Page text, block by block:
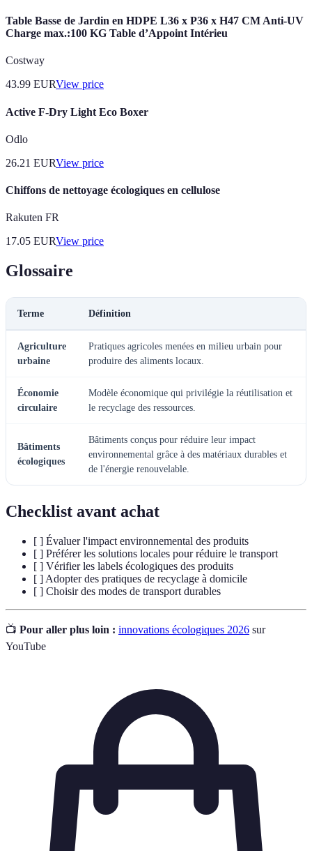
Table Basse de Jardin en HDPE L36 x P36 x H47 CM Anti-UV
Charge max.:100 KG Table d’Appoint Intérieu
Costway
43.99 EURView price
Active F-Dry Light Eco Boxer
Odlo
26.21 EURView price
Chiffons de nettoyage écologiques en cellulose
Rakuten FR
17.05 EURView price
Glossaire
Terme Définition
Agriculture
urbaine
Pratiques agricoles menées en milieu urbain pour
produire des aliments locaux.
Économie
circulaire
Modèle économique qui privilégie la réutilisation et
le recyclage des ressources.
Bâtiments
écologiques
Bâtiments conçus pour réduire leur impact
environnemental grâce à des matériaux durables et
de l'énergie renouvelable.
Checklist avant achat
[ ] Évaluer l'impact environnemental des produits
[ ] Préférer les solutions locales pour réduire le transport
[ ] Vérifier les labels écologiques des produits
[ ] Adopter des pratiques de recyclage à domicile
[ ] Choisir des modes de transport durables
📺 Pour aller plus loin : innovations écologiques 2026 sur
YouTube